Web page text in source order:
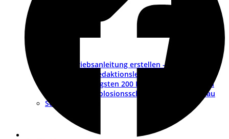
Betriebsanleitung erstellen – ein Leitfaden
Muster-Redaktionsleitfaden
Die wichtigsten 200 Fragen und Antworten
ATEX – Explosionsschutz im Maschinenbau
Schulungen